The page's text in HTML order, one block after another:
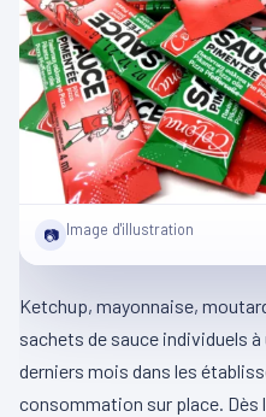
📷 Image d'illustration
Ketchup, mayonnaise,
sachets de sauce individuels
derniers mois dans les
consommation sur place. Dès